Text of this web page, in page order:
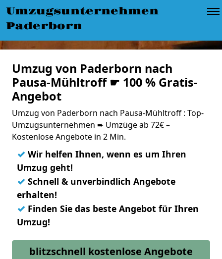
Umzugsunternehmen
Paderborn
Umzug von Paderborn nach
Pausa-Mühltroff ☛ 100 % Gratis-
Angebot
Umzug von Paderborn nach Pausa-Mühltroff : Top-
Umzugsunternehmen ➨ Umzüge ab 72€ –
Kostenlose Angebote in 2 Min.
✓ Wir helfen Ihnen, wenn es um Ihren
Umzug geht!
✓ Schnell & unverbindlich Angebote
erhalten!
✓ Finden Sie das beste Angebot für Ihren
Umzug!
blitzschnell kostenlose Angebote